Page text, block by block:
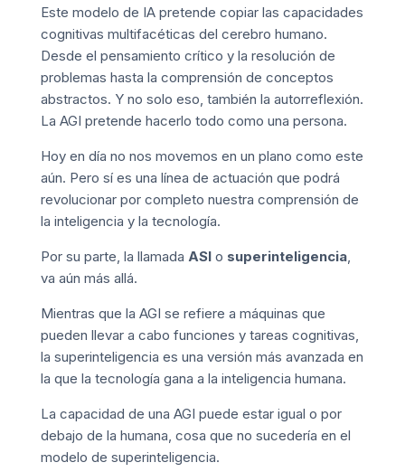
Este modelo de IA pretende copiar las capacidades
cognitivas multifacéticas del cerebro humano.
Desde el pensamiento crítico y la resolución de
problemas hasta la comprensión de conceptos
abstractos. Y no solo eso, también la autorreflexión.
La AGI pretende hacerlo todo como una persona.
Hoy en día no nos movemos en un plano como este
aún. Pero sí es una línea de actuación que podrá
revolucionar por completo nuestra comprensión de
la inteligencia y la tecnología.
Por su parte, la llamada ASIo superinteligencia,
va aún más allá.
Mientras que la AGI se refiere a máquinas que
pueden llevar a cabo funciones y tareas cognitivas,
la superinteligencia es una versión más avanzada en
la que la tecnología gana a la inteligencia humana.
La capacidad de una AGI puede estar igual o por
debajo de la humana, cosa que no sucedería en el
modelo de superinteligencia.